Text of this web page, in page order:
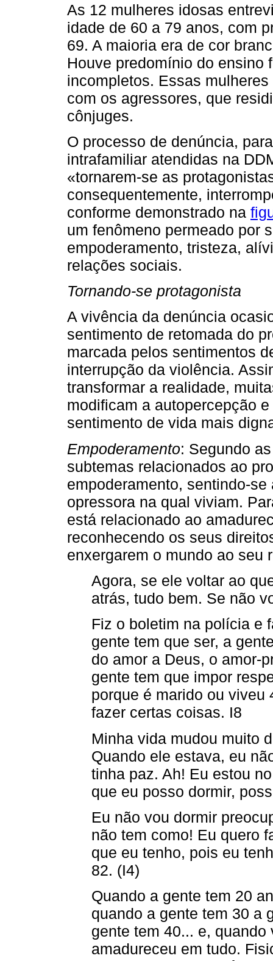
As 12 mulheres idosas
idade de 60 a 79 anos, com
69. A maioria era de cor
Houve predomínio do ensino
incompletos. Essas
com os agressores, que
cônjuges.
O processo de denúncia,
intrafamiliar atendidas na
«tornarem-se as
consequentemente,
conforme demonstrado na
um fenômeno permeado por
empoderamento, tristeza,
relações sociais.
Tornando-se protagonista
A vivência da denúncia
sentimento de retomada do
marcada pelos sentimentos
interrupção da violência.
transformar a realidade,
modificam a autopercepção
sentimento de vida mais
Empoderamento: Segundo
subtemas relacionados ao
empoderamento, sentindo-
opressora na qual viviam.
está relacionado ao
reconhecendo os seus
enxergarem o mundo ao seu
Agora, se ele voltar ao
atrás, tudo bem. Se não
Fiz o boletim na polícia e
gente tem que ser, a
do amor a Deus, o amor-
gente tem que impor
porque é marido ou viveu
fazer certas coisas. I8
Minha vida mudou muito
Quando ele estava, eu
tinha paz. Ah! Eu estou
que eu posso dormir,
Eu não vou dormir
não tem como! Eu quero
que eu tenho, pois eu
82. (I4)
Quando a gente tem 20
quando a gente tem 30 a
gente tem 40... e,
amadureceu em tudo.